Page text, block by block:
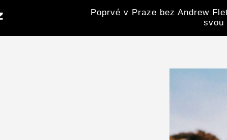
Poprvé v Praze bez Andrew
svou